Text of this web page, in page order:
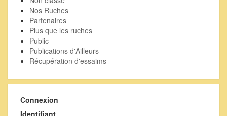
Nos Ruches
Partenaires
Plus que les ruches
Public
Publications d'Ailleurs
Récupération d'essaims
Connexion
Identifiant